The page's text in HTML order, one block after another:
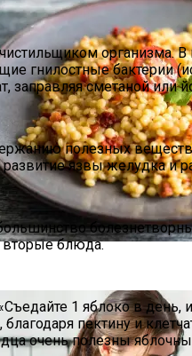
гнилостные бактерии
заправляя сметаной или
полезных
язвы желудка и
вторые блюда.
1 яблоко в
пектину и
очень полезны